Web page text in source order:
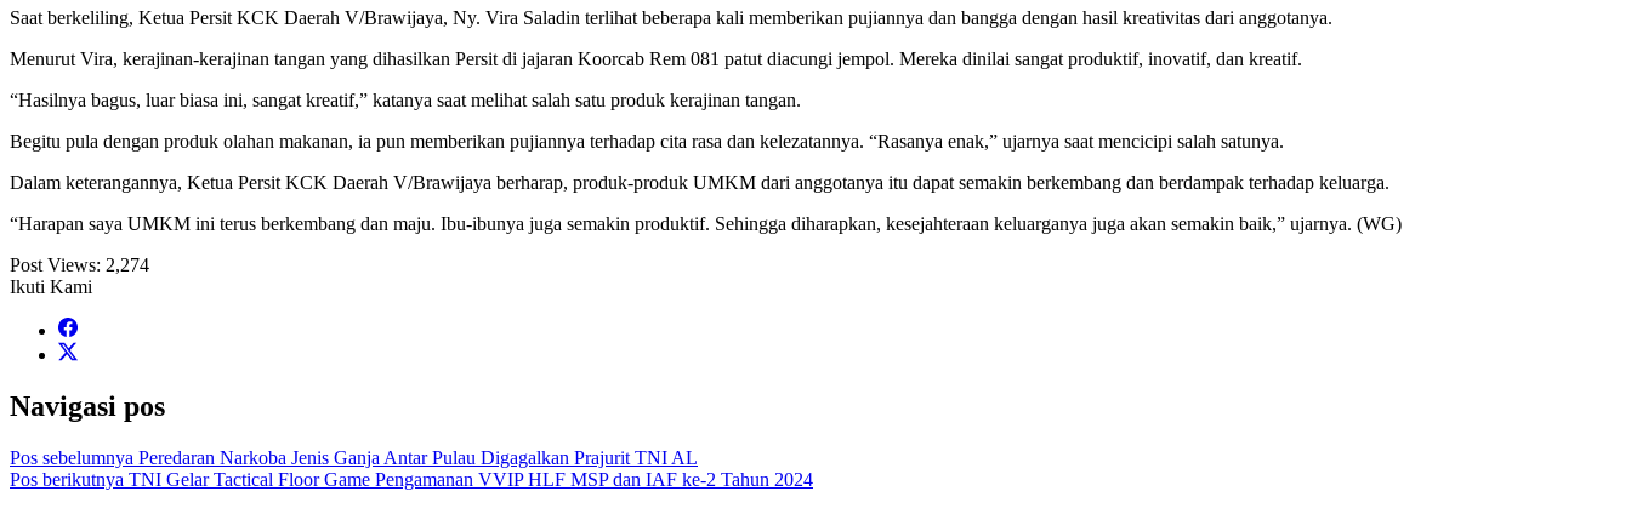
Saat berkeliling, Ketua Persit KCK Daerah V/Brawijaya, Ny. Vira Saladin terlihat beberapa kali memberikan pujiannya dan bangga dengan hasil kreativitas dari anggotanya.
Menurut Vira, kerajinan-kerajinan tangan yang dihasilkan Persit di jajaran Koorcab Rem 081 patut diacungi jempol. Mereka dinilai sangat produktif, inovatif, dan kreatif.
“Hasilnya bagus, luar biasa ini, sangat kreatif,” katanya saat melihat salah satu produk kerajinan tangan.
Begitu pula dengan produk olahan makanan, ia pun memberikan pujiannya terhadap cita rasa dan kelezatannya. “Rasanya enak,” ujarnya saat mencicipi salah satunya.
Dalam keterangannya, Ketua Persit KCK Daerah V/Brawijaya berharap, produk-produk UMKM dari anggotanya itu dapat semakin berkembang dan berdampak terhadap keluarga.
“Harapan saya UMKM ini terus berkembang dan maju. Ibu-ibunya juga semakin produktif. Sehingga diharapkan, kesejahteraan keluarganya juga akan semakin baik,” ujarnya. (WG)
Post Views: 2,274
Ikuti Kami
Navigasi pos
Pos sebelumnya Peredaran Narkoba Jenis Ganja Antar Pulau Digagalkan Prajurit TNI AL
Pos berikutnya TNI Gelar Tactical Floor Game Pengamanan VVIP HLF MSP dan IAF ke-2 Tahun 2024